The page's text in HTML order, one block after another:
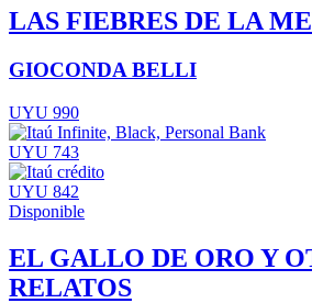
LAS FIEBRES DE LA
GIOCONDA BELLI
UYU 990
UYU 743
UYU 842
Disponible
EL GALLO DE ORO Y
RELATOS